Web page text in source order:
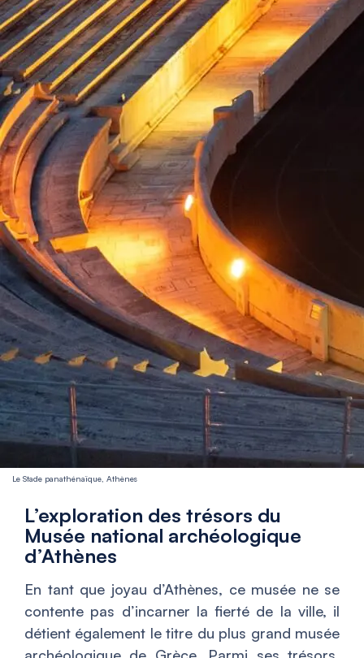
Le Stade panathénaïque, Athènes
L’exploration des trésors du
Musée national archéologique
d’Athènes
En tant que joyau d’Athènes, ce musée ne se
contente pas d’incarner la fierté de la ville, il
détient également le titre du plus grand musée